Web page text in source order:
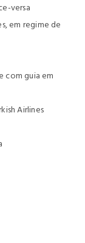
versa
em regime de
com guia em
Airlines